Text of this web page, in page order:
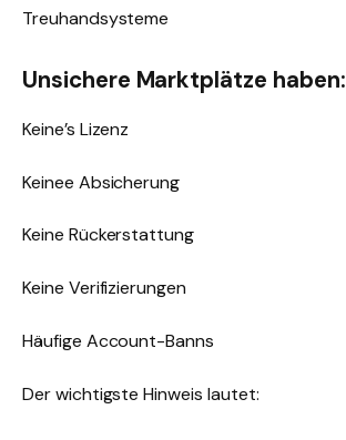
Treuhandsysteme
Unsichere Marktplätze haben:
Keine’s Lizenz
Keinee Absicherung
Keine Rückerstattung
Keine Verifizierungen
Häufige Account-Banns
Der wichtigste Hinweis lautet: